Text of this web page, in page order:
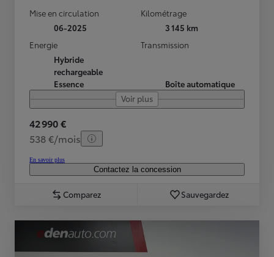
Mise en circulation
06-2025
Kilométrage
3 145 km
Energie
Hybride
rechargeable
Essence
Transmission
Boîte automatique
Voir plus
42 990 €
538 €/mois
En savoir plus
Contactez la concession
Comparez Sauvegardez